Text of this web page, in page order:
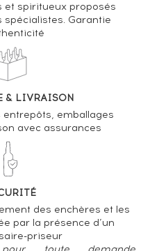
et spiritueux proposés
spécialistes. Garantie
& LIVRAISON
entrepôts, emballages
avec assurances
des enchères et les
par la présence d’un
priseur